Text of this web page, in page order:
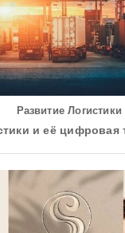
Развитие Логистики
и её цифровая